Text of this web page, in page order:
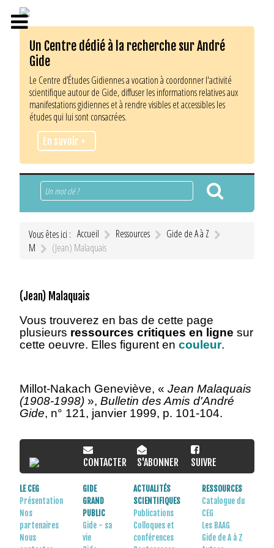
Un Centre dédié à la recherche sur André
Gide
Le Centre d’Études Gidiennes a vocation à coordonner l'activité
scientifique autour de Gide, diffuser les informations relatives aux
manifestations gidiennes et à rendre visibles et accessibles les
études qui lui sont consacrées.
En savoir +
Rechercher
Vous êtes ici : Accueil Ressources
Gide de A à Z
M
(Jean) Malaquais
(Jean) Malaquais
Vous trouverez en bas de cette page
plusieurs ressources critiques en ligne sur
cette oeuvre. Elles figurent en couleur.
Millot-Nakach Geneviève, « Jean Malaquais
(1908-1998)», Bulletin des Amis d'André
Gide, n° 121, janvier 1999, p. 101-104.
CONTACTER S'ABONNER SUIVRE
LE CEG
Présentation
Nos
partenaires
Nous
GIDE
GRAND
PUBLIC
Gide - sa
vie
ACTUALITÉS
SCIENTIFIQUES
Publications
Colloques et
conférences
RESSOURCES
Catalogue du
CEG
Les BAAG
Gide de A à Z